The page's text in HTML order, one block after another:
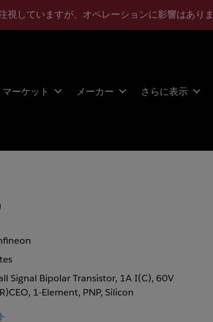
視していますが、オペレーションに影響はあり
マーケット メーカー さらに表示
Signal Bipolar Transistor, 1A I(C), 60V
1-Element, PNP, Silicon